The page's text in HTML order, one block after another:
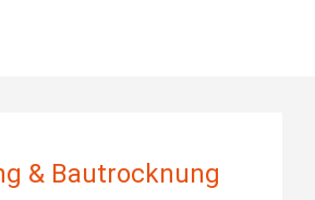
& Bautrocknung